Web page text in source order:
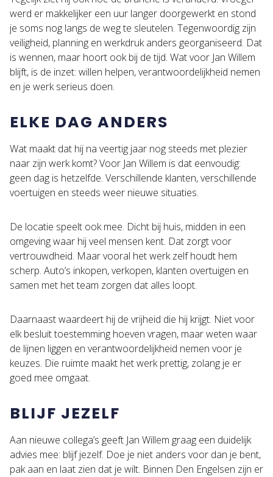
werd er makkelijker een uur langer doorgewerkt en stond
je soms nog langs de weg te sleutelen. Tegenwoordig zijn
veiligheid, planning en werkdruk anders georganiseerd. Dat
is wennen, maar hoort ook bij de tijd. Wat voor Jan Willem
blijft, is de inzet: willen helpen, verantwoordelijkheid nemen
en je werk serieus doen.
ELKE DAG ANDERS
Wat maakt dat hij na veertig jaar nog steeds met plezier
naar zijn werk komt? Voor Jan Willem is dat eenvoudig:
geen dag is hetzelfde. Verschillende klanten, verschillende
voertuigen en steeds weer nieuwe situaties.
De locatie speelt ook mee. Dicht bij huis, midden in een
omgeving waar hij veel mensen kent. Dat zorgt voor
vertrouwdheid. Maar vooral het werk zelf houdt hem
scherp. Auto’s inkopen, verkopen, klanten overtuigen en
samen met het team zorgen dat alles loopt.
Daarnaast waardeert hij de vrijheid die hij krijgt. Niet voor
elk besluit toestemming hoeven vragen, maar weten waar
de lijnen liggen en verantwoordelijkheid nemen voor je
keuzes. Die ruimte maakt het werk prettig, zolang je er
goed mee omgaat.
BLIJF JEZELF
Aan nieuwe collega’s geeft Jan Willem graag een duidelijk
advies mee: blijf jezelf. Doe je niet anders voor dan je bent,
pak aan en laat zien dat je wilt. Binnen Den Engelsen zijn er